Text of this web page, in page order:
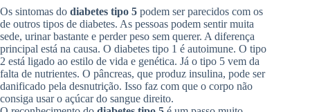
Os sintomas do diabetes tipo 5 podem ser parecidos com os
de outros tipos de diabetes. As pessoas podem sentir muita
sede, urinar bastante e perder peso sem querer. A diferença
principal está na causa. O diabetes tipo 1 é autoimune. O tipo
2 está ligado ao estilo de vida e genética. Já o tipo 5 vem da
falta de nutrientes. O pâncreas, que produz insulina, pode ser
danificado pela desnutrição. Isso faz com que o corpo não
consiga usar o açúcar do sangue direito.